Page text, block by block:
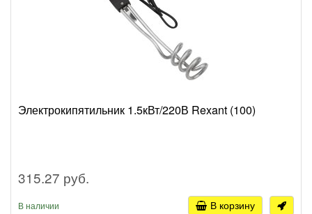
Электрокипятильник 1.5кВт/220В Rexant (100)
315.27 руб.
В наличии В корзину